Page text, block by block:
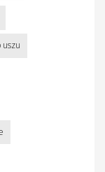
uszu